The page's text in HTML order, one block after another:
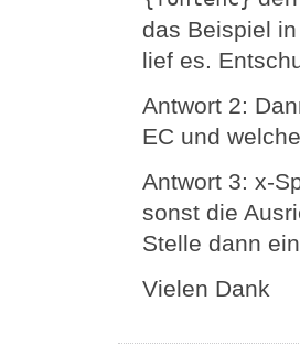
das Beispiel
lief es.
Antwort 2:
EC und
Antwort 3: x-
sonst die
Stelle dann
Vielen Dank